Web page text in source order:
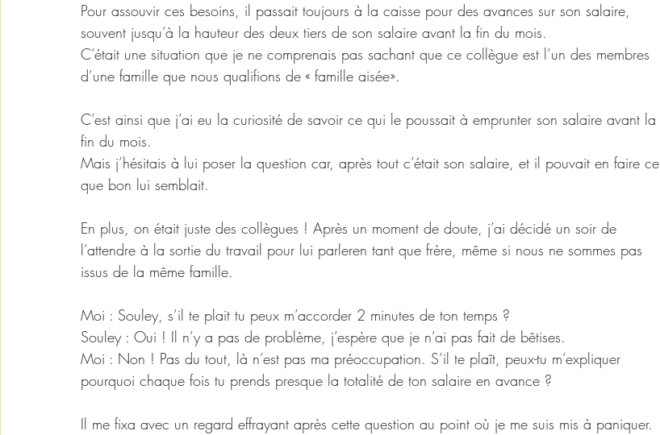
Pour assouvir ces besoins, il passait toujours à la caisse pour des avances sur son salaire,
souvent jusqu’à la hauteur des deux tiers de son salaire avant la fin du mois.
C’était une situation que je ne comprenais pas sachant que ce collègue est l’un des membres
d’une famille que nous qualifions de « famille aisée».
C’est ainsi que j’ai eu la curiosité de savoir ce qui le poussait à emprunter son salaire avant la
fin du mois.
Mais j’hésitais à lui poser la question car, après tout c’était son salaire, et il pouvait en faire ce
que bon lui semblait.
En plus, on était juste des collègues ! Après un moment de doute, j’ai décidé un soir de
l’attendre à la sortie du travail pour lui parleren tant que frère, même si nous ne sommes pas
issus de la même famille.
Moi : Souley, s’il te plait tu peux m’accorder 2 minutes de ton temps ?
Souley : Oui ! Il n’y a pas de problème, j’espère que je n’ai pas fait de bêtises.
Moi : Non ! Pas du tout, là n’est pas ma préoccupation. S’il te plaît, peux-tu m’expliquer
pourquoi chaque fois tu prends presque la totalité de ton salaire en avance ?
Il me fixa avec un regard effrayant après cette question au point où je me suis mis à paniquer.